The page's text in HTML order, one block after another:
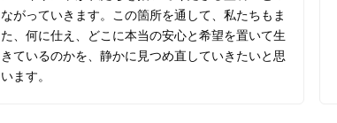
ながっていきます。この箇所を通して、私たちもま
た、何に仕え、どこに本当の安心と希望を置いて生
きているのかを、静かに見つめ直していきたいと思
います。